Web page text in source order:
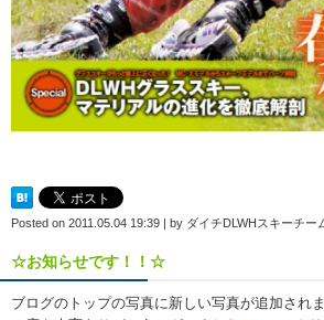
Posted on 2011.05.04 19:39 | by ダイチDLWHスキーチー
☆お知らせです！！☆
ブログのトップの写真に新しい写真が追加され